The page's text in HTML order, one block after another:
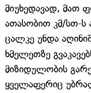
მიუხედავად, მათ
ათასობით კმ/სთ-ს
ცალკე უნდა
ხმელეთზე
მიზიდულობის
ყველაფერიც